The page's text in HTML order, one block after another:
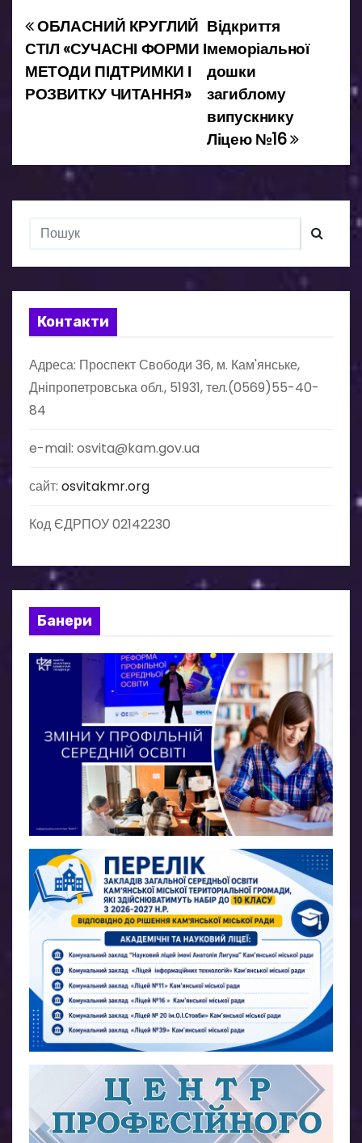
Н
а
в
г
а
і
я
з
а
п
и
Відкриття
меморіальної
дошки
загиблому
випускнику
Ліцею №16
ОБЛАСНИЙ КРУГЛИЙ
СТІЛ «СУЧАСНІ ФОРМИ І
МЕТОДИ ПІДТРИМКИ І
РОЗВИТКУ ЧИТАННЯ»
Контакти
Адреса: Проспект Свободи 36, м. Кам'янське,
Дніпропетровська обл., 51931, тел.(0569)55-40-
84
e-mail: osvita@kam.gov.ua
сайт: osvitakmr.org
Код ЄДРПОУ 02142230
Банери